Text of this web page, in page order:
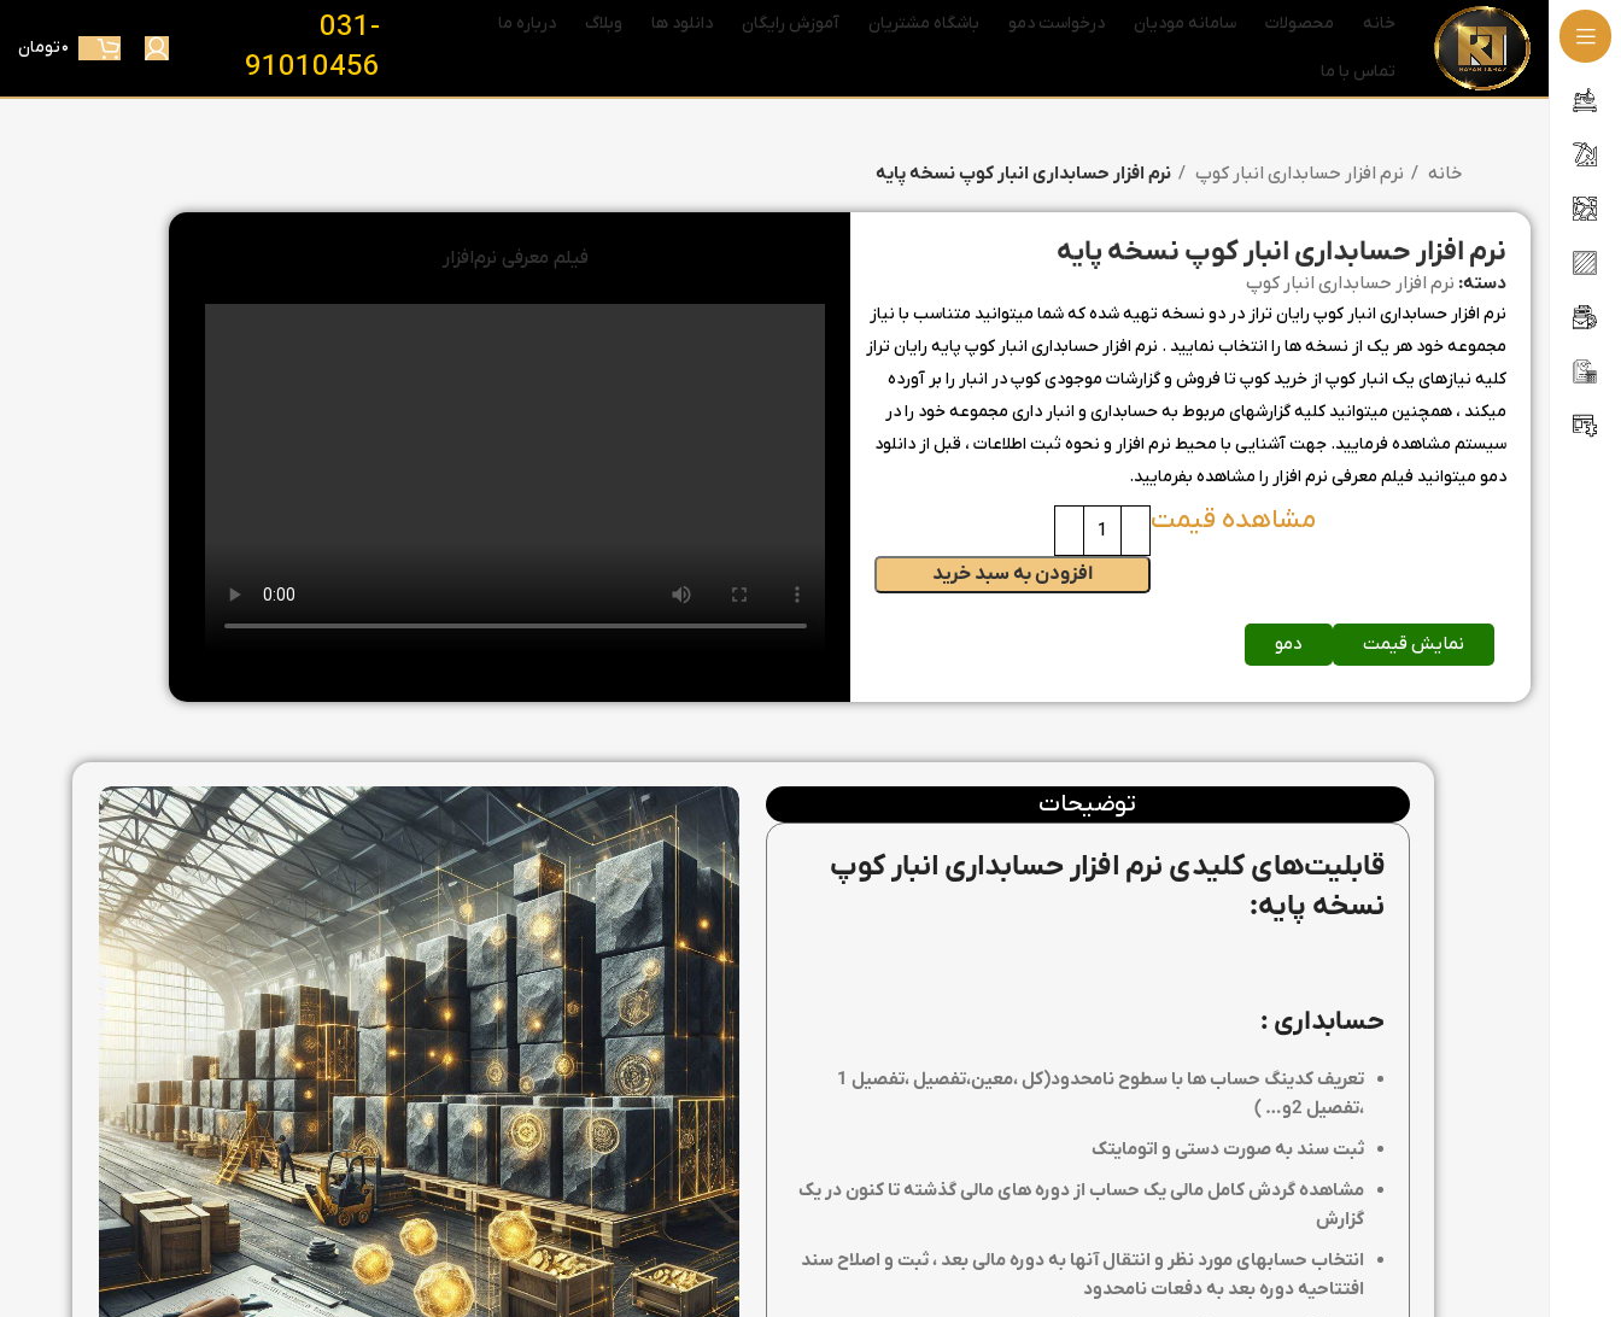
خانه محصولات سامانه مودیان درخواست دمو باشگاه مشتریان آموزش رایگان دانلود ها وبلاگ درباره ما
تماس با ما
031-
91010456
۰تومان
خانه نرم افزار حسابداری انبار کوپ نرم افزار حسابداری انبار کوپ نسخه پایه
نرم افزار حسابداری انبار کوپ نسخه پایه
دسته: نرم افزار حسابداری انبار کوپ
نرم افزار حسابداری انبار کوپ رایان تراز در دو نسخه تهیه شده که شما میتوانید متناسب با نیاز
مجموعه خود هر یک از نسخه ها را انتخاب نمایید . نرم افزار حسابداری انبار کوپ پایه رایان تراز
کلیه نیازهای یک انبار کوپ از خرید کوپ تا فروش و گزارشات موجودی کوپ در انبار را بر آورده
میکند ، همچنین میتوانید کلیه گزارشهای مربوط به حسابداری و انبار داری مجموعه خود را در
سیستم مشاهده فرمایید. جهت آشنایی با محیط نرم افزار و نحوه ثبت اطلاعات ، قبل از دانلود
دمو میتوانید فیلم معرفی نرم افزار را مشاهده بفرمایید.
افزودن به سبد خرید
نمایش قیمت دمو
فیلم معرفی نرم‌افزار
توضیحات
قابلیت‌های کلیدی نرم افزار حسابداری انبار کوپ
نسخه پایه:
حسابداری :
تعریف کدینگ حساب ها با سطوح نامحدود(کل ،معین،تفصیل ،تفصیل 1
،تفصیل 2و… )
ثبت سند به صورت دستی و اتومایتک
مشاهده گردش کامل مالی یک حساب از دوره های مالی گذشته تا کنون در یک
گزارش
انتخاب حسابهای مورد نظر و انتقال آنها به دوره مالی بعد ، ثبت و اصلاح سند
افتتاحیه دوره بعد به دفعات نامحدود